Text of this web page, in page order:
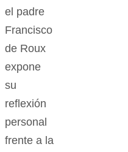
el padre
Francisco
de Roux
expone
su
reflexión
personal
frente a la